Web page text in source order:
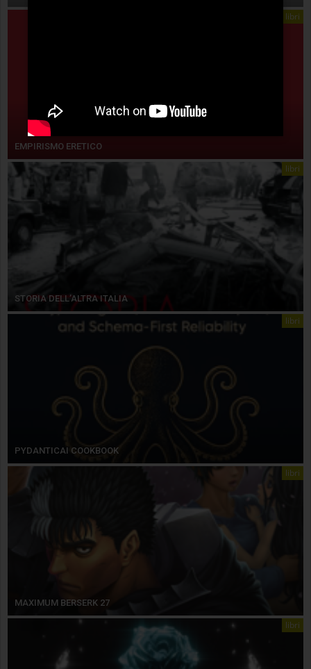
libri
EMPIRISMO ERETICO
libri
STORIA DELL’ALTRA ITALIA
libri
PYDANTICAI COOKBOOK
libri
MAXIMUM BERSERK 27
libri